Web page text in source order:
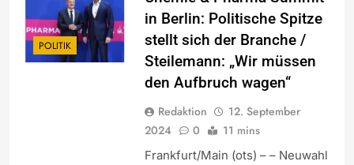
POLITIK
in Berlin: Politische Spitze
stellt sich der Branche /
Steilemann: „Wir müssen
den Aufbruch wagen“
Redaktion
12. September
2024
0 11 mins
Frankfurt/Main (ots) – – Neuwahl